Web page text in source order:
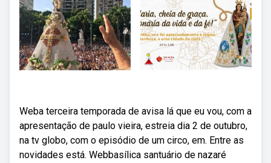
Weba terceira temporada de avisa lá que eu vou, com a
apresentação de paulo vieira, estreia dia 2 de outubro,
na tv globo, com o episódio de um circo, em. Entre as
novidades está. Webbasílica santuário de nazaré